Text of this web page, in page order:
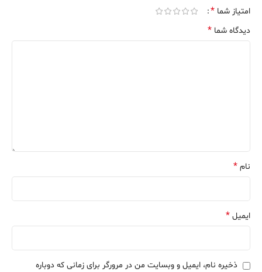
امتیاز شما *
دیدگاه شما *
نام *
ایمیل *
ذخیره نام، ایمیل و وبسایت من در مرورگر برای زمانی که دوباره